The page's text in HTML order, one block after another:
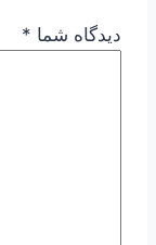
دیدگاه شما *